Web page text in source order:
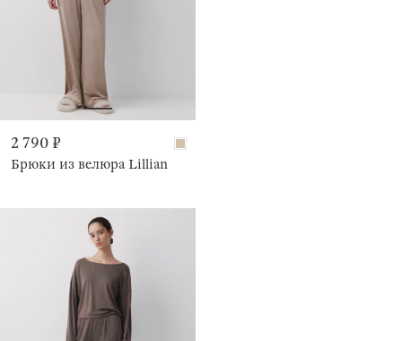
2 790 ₽
Брюки из велюра Lillian